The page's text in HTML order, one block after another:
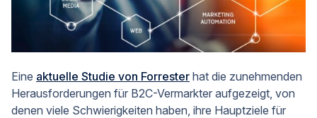
Eine aktuelle Studie von Forrester hat die zunehmenden
Herausforderungen für B2C-Vermarkter aufgezeigt, von
denen viele Schwierigkeiten haben, ihre Hauptziele für